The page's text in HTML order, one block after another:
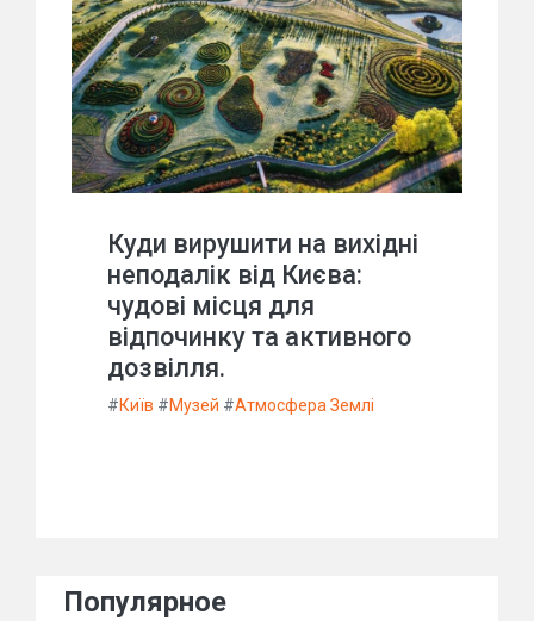
Куди вирушити на вихідні
неподалік від Києва:
чудові місця для
відпочинку та активного
дозвілля.
#Київ #Музей #Атмосфера Землі
Популярное